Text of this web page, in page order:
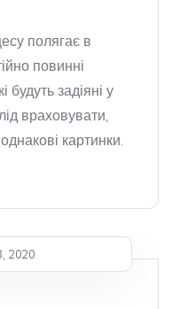
полягає в
повинні
будуть задіяні у
враховувати,
картинки.
2020